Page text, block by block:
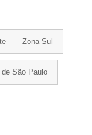
Zona Sul
de São Paulo